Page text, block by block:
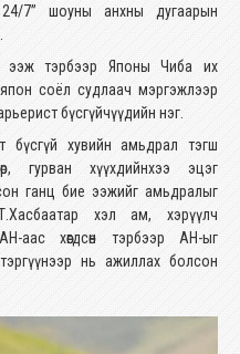
24/7” шоуны анхны дугаарын
ээж тэрбээр Японы Чиба их
соёл судлаач мэргэжлээр
бүсгүйчүүдийн нэг.
бүсгүй хувийн амьдрал тэгш
гурван хүүхдийнхээ эцэг
ганц бие ээжийг амьдралыг
хэл ам, хэрүүлч
аас хөөгдсөн тэрбээр АН-ыг
нь ажиллах болсон